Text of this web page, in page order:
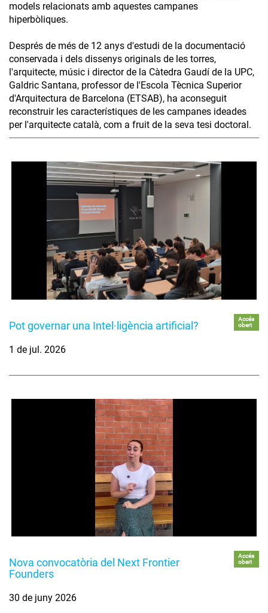
models relacionats amb aquestes campanes
hiperbòliques.
Després de més de 12 anys d'estudi de la documentació
conservada i dels dissenys originals de les torres,
l'arquitecte, músic i director de la Càtedra Gaudí de la UPC,
Galdric Santana, professor de l'Escola Tècnica Superior
d'Arquitectura de Barcelona (ETSAB), ha aconseguit
reconstruir les característiques de les campanes ideades
per l'arquitecte català, com a fruit de la seva tesi doctoral.
Pot governar una Intel·ligència artificial?
Accés
obert
1 de jul. 2026
Nova convocatòria del Next Frontier
Founders
Accés
obert
30 de juny 2026